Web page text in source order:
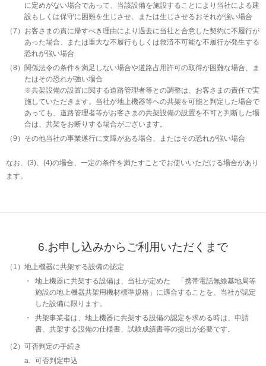
に定めがない場合であって、当該設備を施設することにより当社による建
設もしくは保守に困難を生じさせ、または生じさせるおそれが強い場合
（7） お客さまの責に帰すべき理由により過去に当社と合意した契約に不履行が
あった場合、または重大な不履行もしくは救済不可能な不履行が発生する
恐れが強い場合
（8） 関係法令の条件を満足しない場合や道路占用許可の取得が困難な場合、ま
たはその恐れが強い場合
※共架設備の設置に関する道路管理者等との調整は、お客さまの責任で実
施していただきます。当社が地上機器等への共架を可能と判定した場合で
あっても、道路管理者等がお客さまの共架設備の設置を不可と判断した場
合は、共架をお断りする場合がございます。
（9） その他当社の事業遂行に支障がある場合、またはその恐れが強い場合
なお、(3)、(4)の場合、一定の条件を満たすことでお使いいただける場合があり
ます。
6.お申し込みからご利用いただくまで
（1） 地上機器に共架する設備の認定
・
地上機器に共架する設備は、当社が定めた 「携帯電話無線基地局等
施設の地上機器共架用機材標準規格」に適合することを、当社が認定
した設備に限ります。
・
共架事業者は、地上機器に共架する設備の認定を求める時は、申請
書、共架する設備の仕様書、試験成績書等の提出が必要です。
（2） 可否判定の手続き
a.
可否判定申込